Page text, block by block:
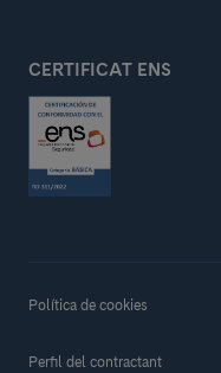
CERTIFICAT ENS
Política de cookies
Perfil del contractant